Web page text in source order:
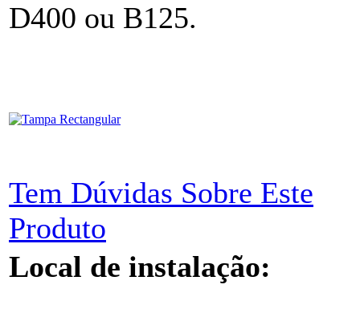
D400 ou B125.
Tem Dúvidas Sobre Este
Produto
Local de instalação: